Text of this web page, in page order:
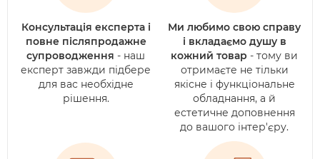
Консультація експерта і
повне післяпродажне
супроводження - наш
експерт завжди підбере
для вас необхідне
рішення.
Ми любимо свою справу
і вкладаємо душу в
кожний товар - тому ви
отримаєте не тільки
якісне і функціональне
обладнання, а й
естетичне доповнення
до вашого інтер'єру.